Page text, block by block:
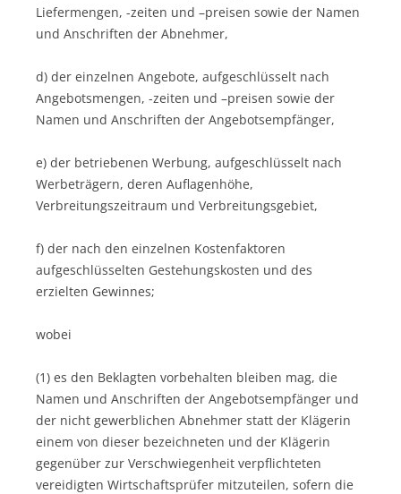
Liefermengen, -zeiten und –preisen sowie der Namen
und Anschriften der Abnehmer,
d) der einzelnen Angebote, aufgeschlüsselt nach
Angebotsmengen, -zeiten und –preisen sowie der
Namen und Anschriften der Angebotsempfänger,
e) der betriebenen Werbung, aufgeschlüsselt nach
Werbeträgern, deren Auflagenhöhe,
Verbreitungszeitraum und Verbreitungsgebiet,
f) der nach den einzelnen Kostenfaktoren
aufgeschlüsselten Gestehungskosten und des
erzielten Gewinnes;
wobei
(1) es den Beklagten vorbehalten bleiben mag, die
Namen und Anschriften der Angebotsempfänger und
der nicht gewerblichen Abnehmer statt der Klägerin
einem von dieser bezeichneten und der Klägerin
gegenüber zur Verschwiegenheit verpflichteten
vereidigten Wirtschaftsprüfer mitzuteilen, sofern die